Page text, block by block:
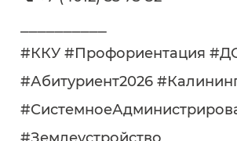
#ККУ #Профориентация
#Абитуриент2026